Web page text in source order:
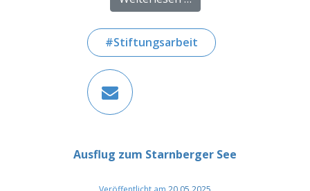
Stiftungsarbeit
Ausflug zum Starnberger See